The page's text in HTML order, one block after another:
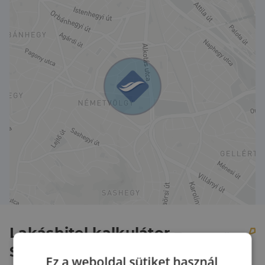
lüktetését keresik a zöldövezet nyugalmával
ötvözve, egy kifinomult és modern otthonban.
Ne hagyja ki ezt az egyedülálló lehetőséget!
Lakáshitel kalkulátor –
Spórolj velünk!